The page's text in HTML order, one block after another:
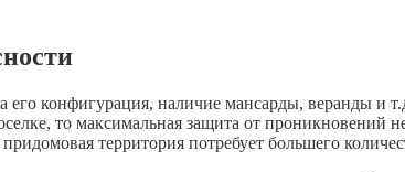
его конфигурация, наличие мансарды, веранды и
то максимальная защита от проникновений
территория потребует большего